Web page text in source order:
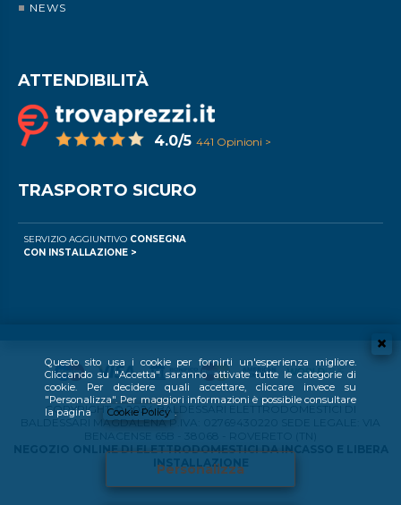
Questo sito usa i cookie per fornirti un'esperienza migliore.
Cliccando su "Accetta" saranno attivate tutte le categorie di
cookie. Per decidere quali accettare, cliccare invece su
"Personalizza". Per maggiori informazioni è possibile consultare
la pagina
Cookie Policy .
Personalizza
NEWS
ATTENDIBILITÀ
4.0/5 441 Opinioni >
TRASPORTO SICURO
SERVIZIO AGGIUNTIVO CONSEGNA
CON INSTALLAZIONE >
COPYRIGHT © 2024 BALDESSARI ELETTRODOMESTICI DI
BALDESSARI MAGDALENA P.IVA: 02769430220 SEDE LEGALE: VIA
NEGOZIO ONLINE DI ELETTRODOMESTICI DA INCASSO E LIBERA
INSTALLAZIONE